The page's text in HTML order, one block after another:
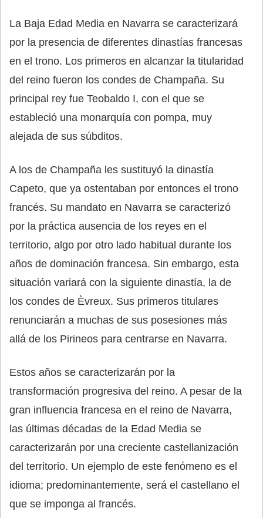
La Baja Edad Media en Navarra se caracterizará
por la presencia de diferentes dinastías francesas
en el trono. Los primeros en alcanzar la titularidad
del reino fueron los condes de Champaña. Su
principal rey fue Teobaldo I, con el que se
estableció una monarquía con pompa, muy
alejada de sus súbditos.
A los de Champaña les sustituyó la dinastía
Capeto, que ya ostentaban por entonces el trono
francés. Su mandato en Navarra se caracterizó
por la práctica ausencia de los reyes en el
territorio, algo por otro lado habitual durante los
años de dominación francesa. Sin embargo, esta
situación variará con la siguiente dinastía, la de
los condes de Èvreux. Sus primeros titulares
renunciarán a muchas de sus posesiones más
allá de los Pirineos para centrarse en Navarra.
Estos años se caracterizarán por la
transformación progresiva del reino. A pesar de la
gran influencia francesa en el reino de Navarra,
las últimas décadas de la Edad Media se
caracterizarán por una creciente castellanización
del territorio. Un ejemplo de este fenómeno es el
idioma; predominantemente, será el castellano el
que se imponga al francés.